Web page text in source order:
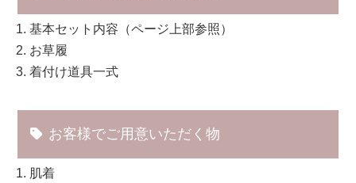
基本セット内容（ページ上部参照）
お草履
着付け道具一式
お客様でご用意いただく物
肌着